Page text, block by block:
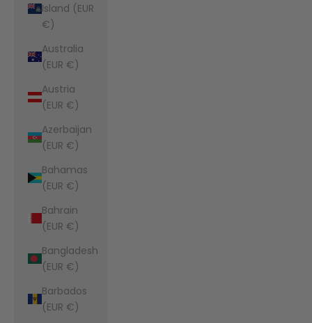
Island (EUR
€)
Australia
(EUR €)
Austria
(EUR €)
Azerbaijan
(EUR €)
Bahamas
(EUR €)
Bahrain
(EUR €)
Bangladesh
(EUR €)
Barbados
(EUR €)